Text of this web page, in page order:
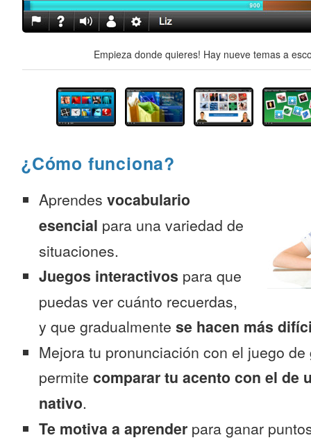
Empieza donde quieres! Hay nueve temas a
¿Cómo funciona?
Aprendes vocabulario
esencial para una variedad de
situaciones.
Juegos interactivos para que
puedas ver cuánto recuerdas,
y que gradualmente se hacen más
Mejora tu pronunciación con el juego
permite comparar tu acento con el de
nativo.
Te motiva a aprender para ganar